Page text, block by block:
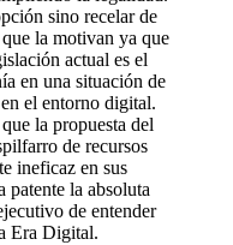
sino recelar de
la motivan ya que
actual es el
en una situación de
el entorno digital.
la propuesta del
de recursos
ineficaz en sus
patente la absoluta
de entender
Era Digital.